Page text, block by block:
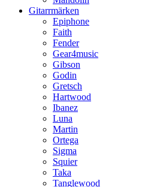
Gitarrmärken
Epiphone
Faith
Fender
Gear4music
Gibson
Godin
Gretsch
Hartwood
Ibanez
Luna
Martin
Ortega
Sigma
Squier
Taka
Tanglewood